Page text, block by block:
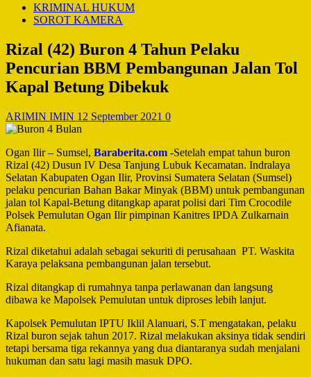
KRIMINAL HUKUM
SOROT KAMERA
Rizal (42) Buron 4 Tahun Pelaku
Pencurian BBM Pembangunan Jalan Tol
Kapal Betung Dibekuk
ARIMIN IMIN 12 September 2021 0
Ogan Ilir – Sumsel, Baraberita.com -Setelah empat tahun buron
Rizal (42) Dusun IV Desa Tanjung Lubuk Kecamatan. Indralaya
Selatan Kabupaten Ogan Ilir, Provinsi Sumatera Selatan (Sumsel)
pelaku pencurian Bahan Bakar Minyak (BBM) untuk pembangunan
jalan tol Kapal-Betung ditangkap aparat polisi dari Tim Crocodile
Polsek Pemulutan Ogan Ilir pimpinan Kanitres IPDA Zulkarnain
Afianata.
Rizal diketahui adalah sebagai sekuriti di perusahaan PT. Waskita
Karaya pelaksana pembangunan jalan tersebut.
Rizal ditangkap di rumahnya tanpa perlawanan dan langsung
dibawa ke Mapolsek Pemulutan untuk diproses lebih lanjut.
Kapolsek Pemulutan IPTU Iklil Alanuari, S.T mengatakan, pelaku
Rizal buron sejak tahun 2017. Rizal melakukan aksinya tidak sendiri
tetapi bersama tiga rekannya yang dua diantaranya sudah menjalani
hukuman dan satu lagi masih masuk DPO.